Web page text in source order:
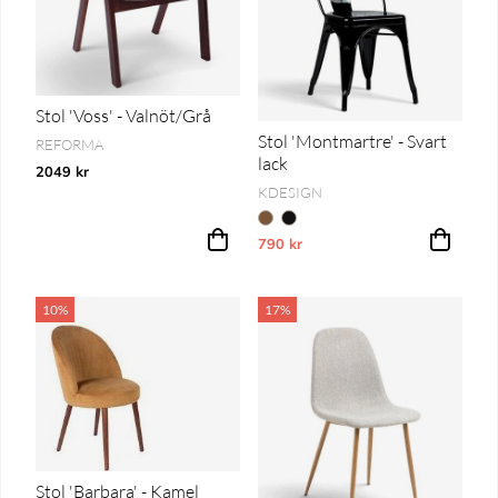
Stol 'Voss' - Valnöt/Grå
REFORMA
2049 kr
Stol 'Montmartre' - Svart
lack
KDESIGN
790 kr
Vårt lägsta pris 1-30 dagar innan
10%
Stol 'Barbara' - Kamel
17%